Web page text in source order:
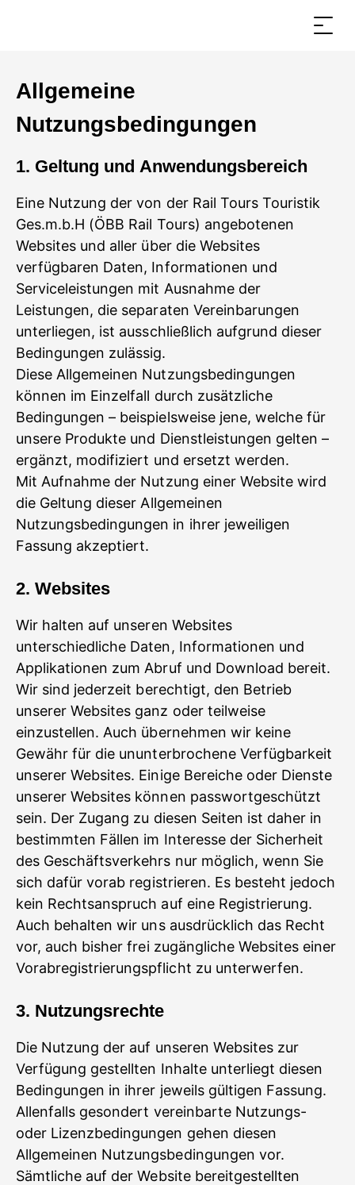
Allgemeine
Nutzungsbedingungen
1. Geltung und Anwendungsbereich
Eine Nutzung der von der Rail Tours Touristik
Ges.m.b.H (ÖBB Rail Tours) angebotenen
Websites und aller über die Websites
verfügbaren Daten, Informationen und
Serviceleistungen mit Ausnahme der
Leistungen, die separaten Vereinbarungen
unterliegen, ist ausschließlich aufgrund dieser
Bedingungen zulässig.
Diese Allgemeinen Nutzungsbedingungen
können im Einzelfall durch zusätzliche
Bedingungen – beispielsweise jene, welche für
unsere Produkte und Dienstleistungen gelten –
ergänzt, modifiziert und ersetzt werden.
Mit Aufnahme der Nutzung einer Website wird
die Geltung dieser Allgemeinen
Nutzungsbedingungen in ihrer jeweiligen
Fassung akzeptiert.
2. Websites
Wir halten auf unseren Websites
unterschiedliche Daten, Informationen und
Applikationen zum Abruf und Download bereit.
Wir sind jederzeit berechtigt, den Betrieb
unserer Websites ganz oder teilweise
einzustellen. Auch übernehmen wir keine
Gewähr für die ununterbrochene Verfügbarkeit
unserer Websites. Einige Bereiche oder Dienste
unserer Websites können passwortgeschützt
sein. Der Zugang zu diesen Seiten ist daher in
bestimmten Fällen im Interesse der Sicherheit
des Geschäftsverkehrs nur möglich, wenn Sie
sich dafür vorab registrieren. Es besteht jedoch
kein Rechtsanspruch auf eine Registrierung.
Auch behalten wir uns ausdrücklich das Recht
vor, auch bisher frei zugängliche Websites einer
Vorabregistrierungspflicht zu unterwerfen.
3. Nutzungsrechte
Die Nutzung der auf unseren Websites zur
Verfügung gestellten Inhalte unterliegt diesen
Bedingungen in ihrer jeweils gültigen Fassung.
Allenfalls gesondert vereinbarte Nutzungs-
oder Lizenzbedingungen gehen diesen
Allgemeinen Nutzungsbedingungen vor.
Sämtliche auf der Website bereitgestellten